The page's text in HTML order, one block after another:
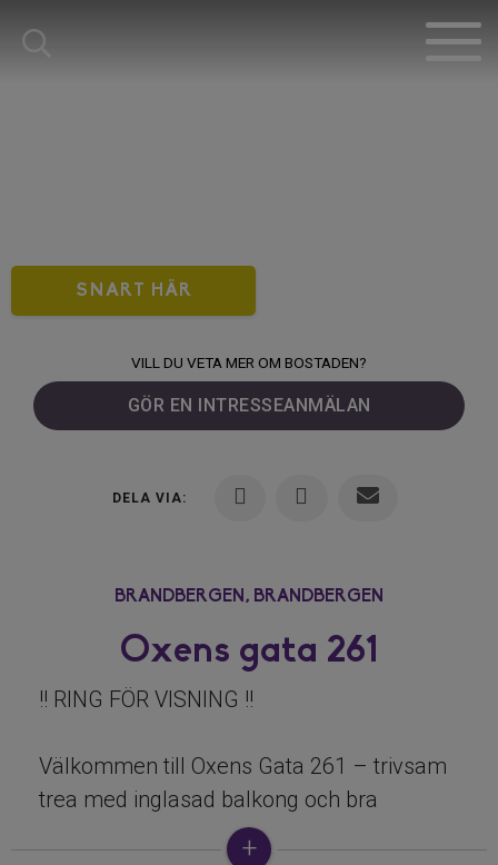
SNART HÄR
VILL DU VETA MER OM BOSTADEN?
GÖR EN INTRESSEANMÄLAN
DELA VIA:
BRANDBERGEN, BRANDBERGEN
Oxens gata 261
!! RING FÖR VISNING !!
Välkommen till Oxens Gata 261 – trivsam
trea med inglasad balkong och bra